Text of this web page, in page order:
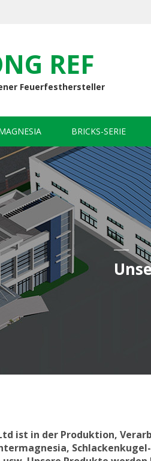
REF
Feuerfesthersteller
BRICKS-SERIE
ist in der Produktion,